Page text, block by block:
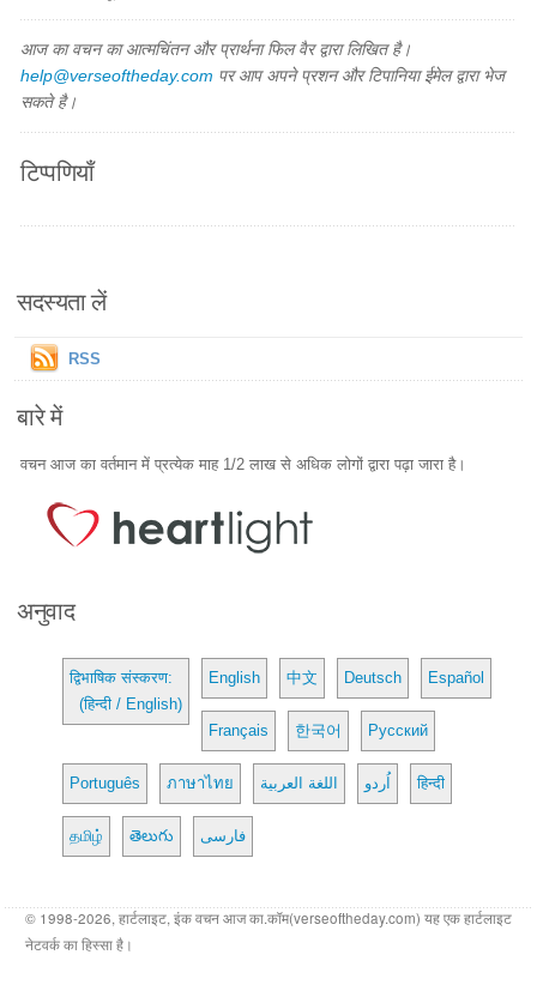
आज का वचन का आत्मचिंतन और प्रार्थना फिल वैर द्वारा लिखित है।
help@verseoftheday.com पर आप अपने प्रशन और टिपानिया ईमेल द्वारा भेज
सकते है।
टिप्पणियाँ
सदस्यता लें
RSS
बारे में
वचन आज का वर्तमान में प्रत्येक माह 1/2 लाख से अधिक लोगों द्वारा पढ़ा जारा है।
अनुवाद
द्विभाषिक संस्करण:
(हिन्दी / English)
English 中文 Deutsch Español
Français 한국어 Русский
Português ภาษาไทย اللغة العربية اُردو हिन्दी
தமிழ் తెలుగు فارسی
© 1998-2026, हार्टलाइट, इंक वचन आज का.कॉम(verseoftheday.com) यह एक हार्टलाइट
नेटवर्क का हिस्सा है।